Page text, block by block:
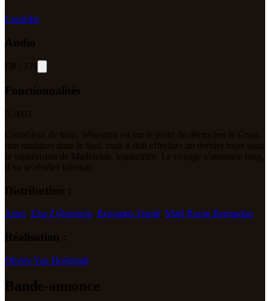
Comédie
Audio
FR EN
Fonctionnalités
5.1
HD
Contrôleur de train, Sébastien est sur le point de décrocher le Graal,
une mutation dans le Sud, mais il doit effectuer un dernier trajet sous
la supervision de Madeleine, inspectrice. Le voyage s’annonce long,
il va se révéler infernal.
Distribution :
Artus Elsa Zylberstein Benjamin Tranié Maël Rouin Berrandou
Réalisation :
Olivier Van Hoofstadt
Bande-annonce